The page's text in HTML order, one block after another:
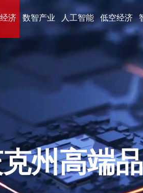
济 数智产业 人工智能 低空经济
级的大型